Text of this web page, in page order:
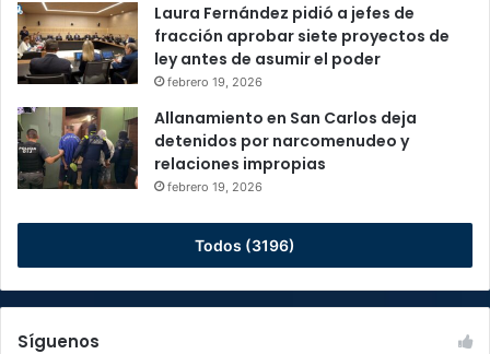
Laura Fernández pidió a jefes de
fracción aprobar siete proyectos de
ley antes de asumir el poder
febrero 19, 2026
Allanamiento en San Carlos deja
detenidos por narcomenudeo y
relaciones impropias
febrero 19, 2026
Todos (3196)
Síguenos